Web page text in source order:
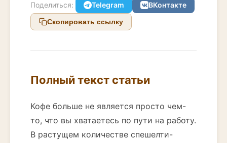
Поделиться: Telegram ВКонтакте
Скопировать ссылку
Полный текст статьи
Кофе больше не является просто чем-
то, что вы хватаетесь по пути на работу.
В растущем количестве спешелти-